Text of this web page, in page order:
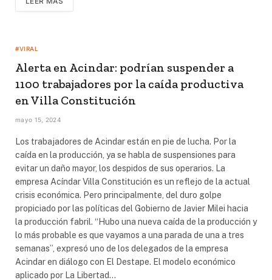
#VIRAL
Alerta en Acindar: podrían suspender a
1100 trabajadores por la caída productiva
en Villa Constitución
mayo 15, 2024
Los trabajadores de Acindar están en pie de lucha. Por la
caída en la producción, ya se habla de suspensiones para
evitar un daño mayor, los despidos de sus operarios. La
empresa Acíndar Villa Constitución es un reflejo de la actual
crisis económica. Pero principalmente, del duro golpe
propiciado por las políticas del Gobierno de Javier Milei hacia
la producción fabril. “Hubo una nueva caída de la producción y
lo más probable es que vayamos a una parada de una a tres
semanas”, expresó uno de los delegados de la empresa
Acindar en diálogo con El Destape. El modelo económico
aplicado por La Libertad…